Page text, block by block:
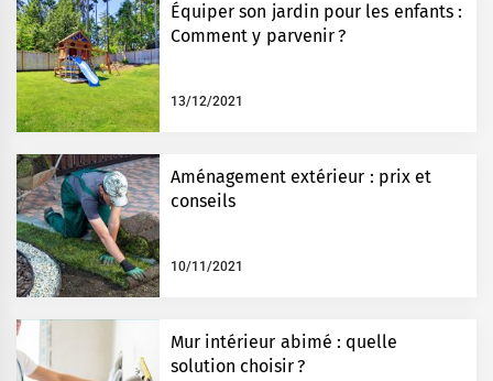
Équiper son jardin pour les enfants :
Comment y parvenir ?
13/12/2021
Aménagement extérieur : prix et
conseils
10/11/2021
Mur intérieur abimé : quelle
solution choisir ?